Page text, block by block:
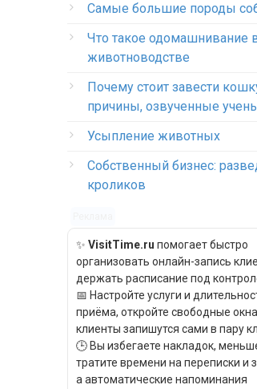
Самые большие породы
Что такое одомашнивание
животноводстве
Почему стоит завести
причины, озвученные
Усыпление животных
Собственный бизнес:
кроликов
✨ VisitTime.ru помогает быстро
организовать онлайн-запись
держать расписание под
📅 Настройте услуги и
приёма, откройте свободные
клиенты запишутся сами в пару
🕒 Вы избегаете накладок,
тратите времени на переписки и
а автоматические напоминания